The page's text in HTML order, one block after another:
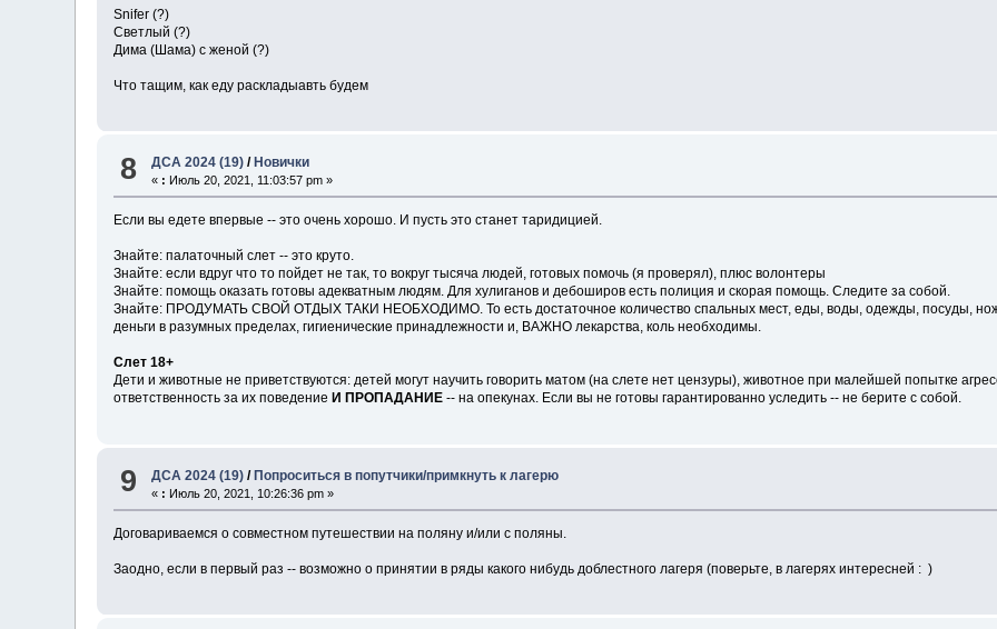
Snifer (?)
Светлый (?)
Дима (Шама) с женой (?)
Что тащим, как еду раскладыавть будем
8 ДСА 2024 (19) / Новички
« : Июль 20, 2021, 11:03:57 pm »
Если вы едете впервые -- это очень хорошо. И пусть это станет таридицией.
Знайте: палаточный слет -- это круто.
Знайте: если вдруг что то пойдет не так, то вокруг тысяча людей, готовых помочь (я проверял), плюс волонтеры
Знайте: помощь оказать готовы адекватным людям. Для хулиганов и дебоширов есть полиция и скорая помощь. Следите за собой.
Знайте: ПРОДУМАТЬ СВОЙ ОТДЫХ ТАКИ НЕОБХОДИМО. То есть достаточное количество спальных мест, еды, воды, одежды, посуды,
деньги в разумных пределах, гигиенические принадлежности и, ВАЖНО лекарства, коль необходимы.
Слет 18+
Дети и животные не приветствуются: детей могут научить говорить матом (на слете нет цензуры), животное при малейшей попытке
ответственность за их поведение И ПРОПАДАНИЕ -- на опекунах. Если вы не готовы гарантированно уследить -- не берите с собой.
9 ДСА 2024 (19) / Попроситься в попутчики/примкнуть к лагерю
« : Июль 20, 2021, 10:26:36 pm »
Договариваемся о совместном путешествии на поляну и/или с поляны.
Заодно, если в первый раз -- возможно о принятии в ряды какого нибудь доблестного лагеря (поверьте, в лагерях интересней : )